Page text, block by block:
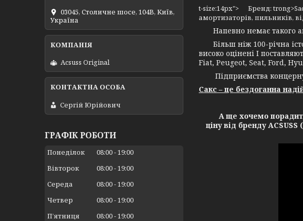
t-size:14px"> Бренд:
амортизаторів, пильників,
Напевно немає такого
Більш ніж 100-річна
високо оцінені І
Fiat, Peugeot, Seat, Ford,
Підприємства
Сакс – це бездоганна
А ще хочемо порадити
ціну від бренду
03045, Столичне шосе, 104B, Київ,
Україна
Acsuss Original
Сергій Юрійович
ГРАФІК РОБОТИ
Понеділок 08:00 19:00
Вівторок
08:00 19:00
Середа
08:00 19:00
Четвер
08:00 19:00
Пʼятниця
08:00 19:00